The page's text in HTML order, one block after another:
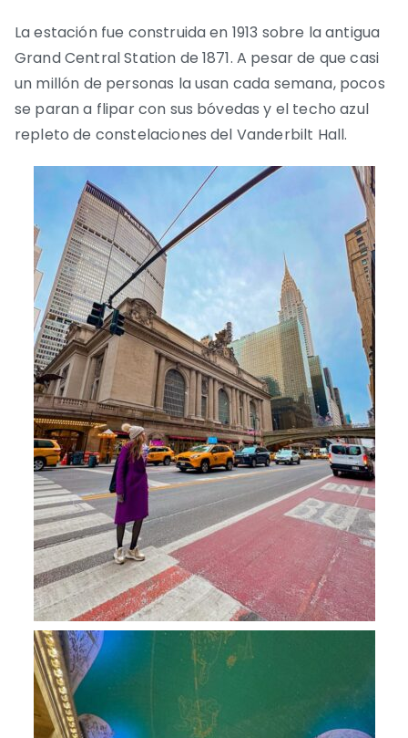
La estación fue construida en 1913 sobre la antigua
Grand Central Station de 1871. A pesar de que casi
un millón de personas la usan cada semana, pocos
se paran a flipar con sus bóvedas y el techo azul
repleto de constelaciones del Vanderbilt Hall.